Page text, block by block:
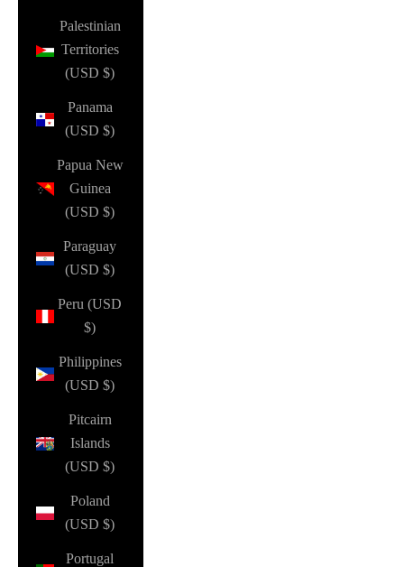
Palestinian
Territories
(USD $)
Panama
(USD $)
Papua New
Guinea
(USD $)
Paraguay
(USD $)
Peru (USD
$)
Philippines
(USD $)
Pitcairn
Islands
(USD $)
Poland
(USD $)
Portugal